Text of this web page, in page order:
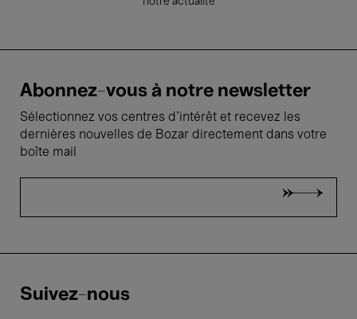
Abonnez-vous à notre newsletter
Sélectionnez vos centres d'intérêt et recevez les
dernières nouvelles de Bozar directement dans votre
boîte mail
Suivez-nous